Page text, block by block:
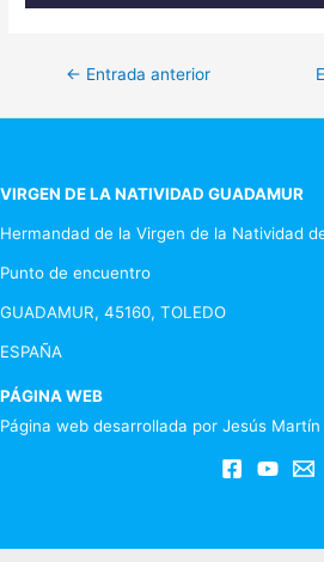
Navegación
de
← Entrada anterior
VIRGEN DE LA NATIVIDAD GUADAMUR
Hermandad de la Virgen de la Natividad
Punto de encuentro
GUADAMUR, 45160, TOLEDO
ESPAÑA
PÁGINA WEB
Página web desarrollada por Jesús Martín